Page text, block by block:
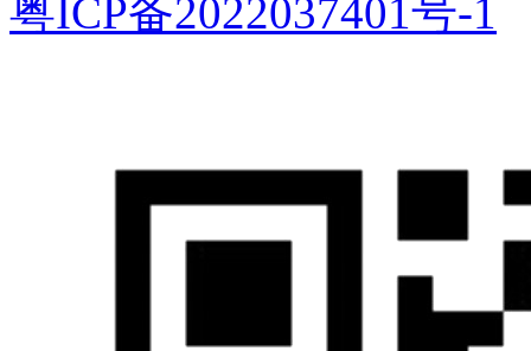
粤ICP备2022037401号-1